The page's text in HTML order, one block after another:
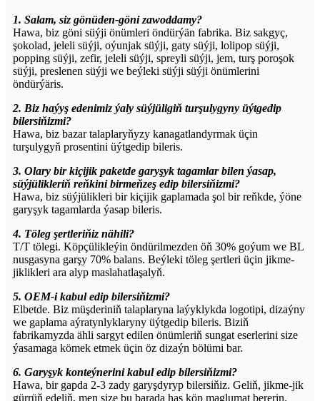
1. Salam, siz gönüden-göni zawoddamy?
Hawa, biz göni süýji önümleri öndürýän fabrika. Biz sakgyç,
şokolad, jeleli süýji, oýunjak süýji, gaty süýji, lolipop süýji,
popping süýji, zefir, jeleli süýji, spreyli süýji, jem, turş poroşok
süýji, preslenen süýji we beýleki süýji süýji önümlerini
öndürýäris.
2. Biz haýyş edenimiz ýaly süýjüligiň turşulygyny üýtgedip
bilersiňizmi?
Hawa, biz bazar talaplaryňyzy kanagatlandyrmak üçin
turşulygyň prosentini üýtgedip bileris.
3. Olary bir kiçijik paketde garyşyk tagamlar bilen ýasap,
süýjülikleriň reňkini birmeňzeş edip bilersiňizmi?
Hawa, biz süýjülikleri bir kiçijik gaplamada şol bir reňkde, ýöne
garyşyk tagamlarda ýasap bileris.
4. Töleg şertleriňiz nähili?
T/T tölegi. Köpçülikleýin öndürilmezden öň 30% goýum we BL
nusgasyna garşy 70% balans. Beýleki töleg şertleri üçin jikme-
jiklikleri ara alyp maslahatlaşalyň.
5. OEM-i kabul edip bilersiňizmi?
Elbetde. Biz müşderiniň talaplaryna laýyklykda logotipi, dizaýny
we gaplama aýratynlyklaryny üýtgedip bileris. Biziň
fabrikamyzda ähli sargyt edilen önümleriň sungat eserlerini size
ýasamaga kömek etmek üçin öz dizaýn bölümi bar.
6. Garyşyk konteýnerini kabul edip bilersiňizmi?
Hawa, bir gapda 2-3 zady garyşdyryp bilersiňiz. Geliň, jikme-jik
gürrüň edeliň, men size bu barada has köp maglumat bererin.